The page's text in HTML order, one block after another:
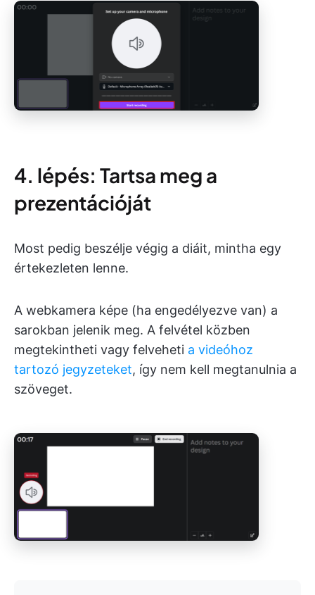
4. lépés: Tartsa meg a
prezentációját
Most pedig beszélje végig a diáit, mintha egy
értekezleten lenne.
A webkamera képe (ha engedélyezve van) a
sarokban jelenik meg. A felvétel közben
megtekintheti vagy felveheti a videóhoz
tartozó jegyzeteket, így nem kell megtanulnia a
szöveget.